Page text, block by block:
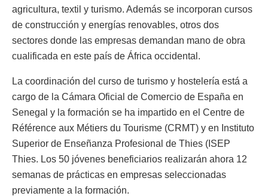
agricultura, textil y turismo. Además se incorporan cursos
de construcción y energías renovables, otros dos
sectores donde las empresas demandan mano de obra
cualificada en este país de África occidental.
La coordinación del curso de turismo y hostelería está a
cargo de la Cámara Oficial de Comercio de España en
Senegal y la formación se ha impartido en el Centre de
Référence aux Métiers du Tourisme (CRMT) y en Instituto
Superior de Enseñanza Profesional de Thies (ISEP
Thies. Los 50 jóvenes beneficiarios realizarán ahora 12
semanas de prácticas en empresas seleccionadas
previamente a la formación.